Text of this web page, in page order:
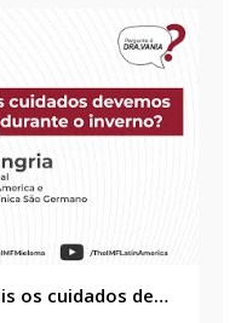
Pergunte à Dra. Vania: quais os cuidados devemos ter no inverno?